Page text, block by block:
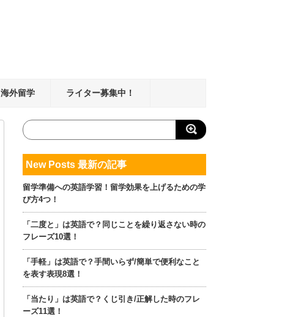
海外留学 ライター募集中！
New Posts 最新の記事
留学準備への英語学習！留学効果を上げるための学
び方4つ！
「二度と」は英語で？同じことを繰り返さない時の
フレーズ10選！
「手軽」は英語で？手間いらず/簡単で便利なこと
を表す表現8選！
「当たり」は英語で？くじ引き/正解した時のフレ
ーズ11選！